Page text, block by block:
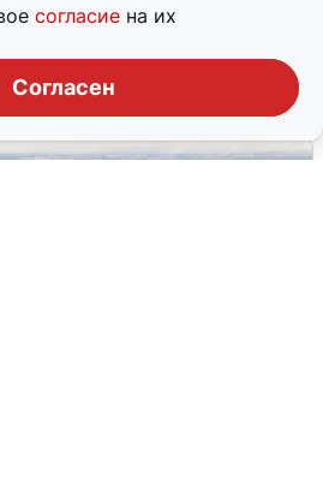
согласие на их
Согласен
сообщения о